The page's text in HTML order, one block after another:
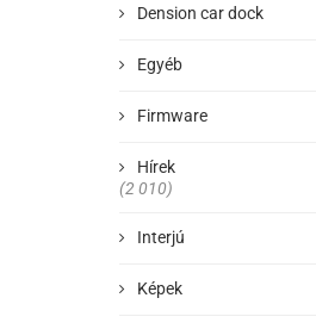
Dension car dock
Egyéb
Firmware
Hírek
(2 010)
Interjú
Képek